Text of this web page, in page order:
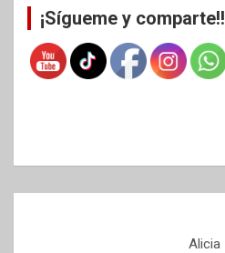
¡Sígueme y comparte!!
Alicia